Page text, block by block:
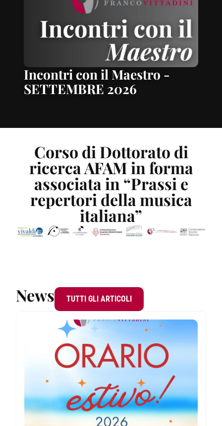
Incontri con il Maestro -
SETTEMBRE 2026
Corso di Dottorato di
ricerca AFAM in forma
associata in “Prassi e
repertori della musica
italiana”
News TUTTI GLI ARTICOLI